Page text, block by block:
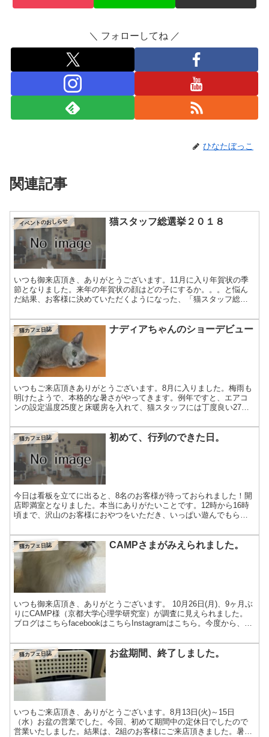
＼ フォローしてね ／
ひなたぼっこ
関連記事
イベントのおしらせ 猫スタッフ総選挙２０１８
いつも御来店頂き、ありがとうございます。11月に入り年賀状の季
節となりました。来年の年賀状の顔はどの子にするか。。。と悩ん
だ結果、お客様に決めていただくようになった、「猫スタッフ総選
猫カフェ日誌 ナディアちゃんのショーデビュー
いつもご来店頂きありがとうございます。8月に入りました。梅雨も
明けたようで、本格的な暑さがやってきます。例年ですと、エアコ
ンの設定温度25度と床暖房を入れて、猫スタッフには丁度良い27～
猫カフェ日誌 初めて、行列のできた日。
今日は看板を立てに出ると、8名のお客様が待っておられました！開
店即満室となりました。本当にありがたいことです。12時から16時
頃まで、沢山のお客様におやつをいただき、いっぱい遊んでもらっ
猫カフェ日誌 CAMPさまがみえられました。
いつも御来店頂き、ありがとうございます。 10月26日(月)、9ヶ月ぶ
りにCAMP様（京都大学心理学研究室）が調査に見えられました。
ブログはこちらfacebookはこちらInstagramはこちら。今度から、
猫カフェ日誌 お盆期間、終了しました。
いつもご来店頂き、ありがとうございます。8月13日(火)～15日
（水）お盆の営業でした。今回、初めて期間中の定休日でしたので
営業いたしました。結果は、2組のお客様にご来店頂きました。暑い